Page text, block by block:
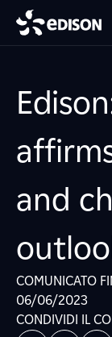
and
COMUNICATO
06/06/2023
CONDIVIDI IL